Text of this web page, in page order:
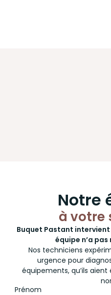
Notre
à votre
Buquet Pastant
équipe n’a
Nos techniciens
urgence pour
équipements, qu’ils
Prénom